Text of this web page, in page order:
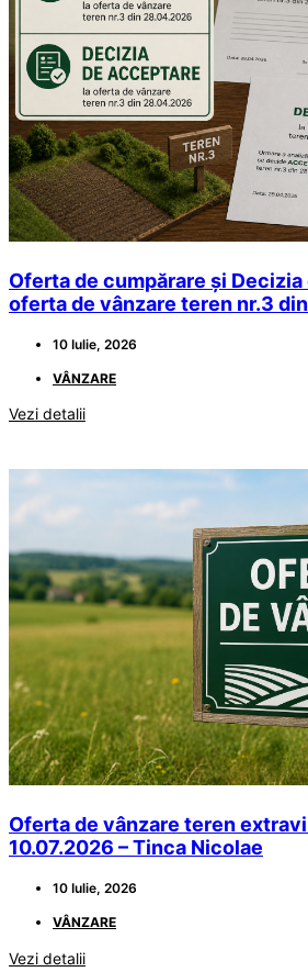
Oferta de cumpărare și
oferta de vânzare teren nr.3
10 Iulie, 2026
VÂNZARE
Vezi detalii
Oferta de vânzare teren
10.07.2026 – Tinca Nicolae
10 Iulie, 2026
VÂNZARE
Vezi detalii